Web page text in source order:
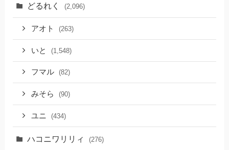
どるれく (2,096)
アオト (263)
いと (1,548)
フマル (82)
みそら (90)
ユニ (434)
ハコニワリリィ (276)